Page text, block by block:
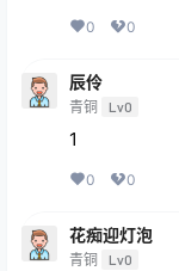
0 0
辰伶
青铜 Lv0
1
0 0
花痴迎灯泡
青铜 Lv0